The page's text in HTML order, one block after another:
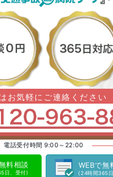
お気軽にご連絡ください
電話受付時間 9:00～22:00
料相談
日、受付)
WEBで無
(24時間365